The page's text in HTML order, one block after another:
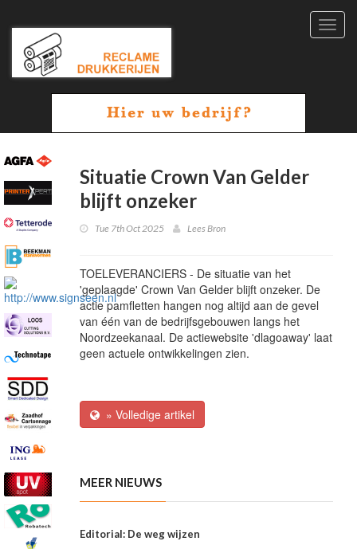
Situatie Crown Van Gelder
blijft onzeker
Tue 7th Oct 2025 Lees Bron
TOELEVERANCIERS - De situatie van het
'geplaagde' Crown Van Gelder blijft onzeker. De
actie pamfletten hangen nog altijd aan de gevel
van één van de bedrijfsgebouwen langs het
Noordzeekanaal. De actiewebsite 'dlagoaway' laat
geen actuele ontwikkelingen zien.
» Volledige artikel
MEER NIEUWS
Editorial: De weg wijzen